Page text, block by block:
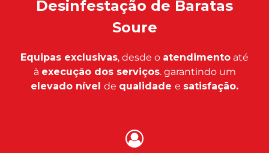
Desinfestação de Baratas
Soure
Equipas exclusivas, desde o atendimento até
à execução dos serviços. garantindo um
elevado nível de qualidade e satisfação.